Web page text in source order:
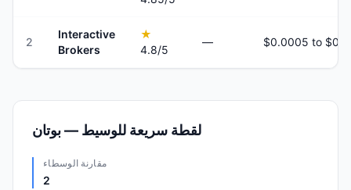
2
Interactive
Brokers
★
4.8/5
—
لقطة سريعة للوسيط — بوتان
مقارنة الوسطاء
2